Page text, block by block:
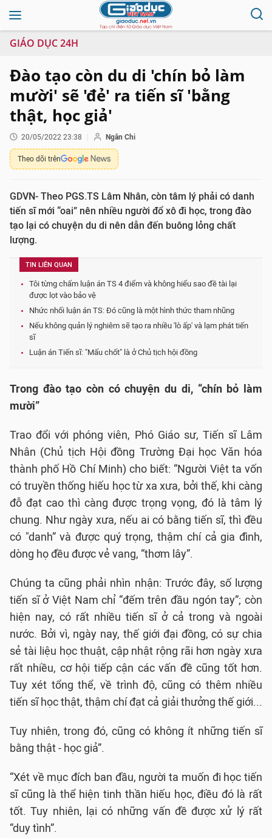
GIÁO DỤC 24H
Đào tạo còn du di 'chín bỏ làm
mười' sẽ 'đẻ' ra tiến sĩ 'bằng
thật, học giả'
20/05/2022 23:38 Ngân Chi
Theo dõi trên
GDVN- Theo PGS.TS Lâm Nhân, còn tâm lý phải có danh
tiến sĩ mới “oai” nên nhiều người đổ xô đi học, trong đào
tạo lại có chuyện du di nên dẫn đến buông lỏng chất
lượng.
TIN LIÊN QUAN
Tôi từng chấm luận án TS 4 điểm và không hiểu sao đề tài lại
được lọt vào bảo vệ
Nhức nhối luận án TS: Đó cũng là một hình thức tham nhũng
Nếu không quản lý nghiêm sẽ tạo ra nhiều 'lò ấp' và lạm phát tiến
sĩ
Luận án Tiến sĩ: "Mấu chốt" là ở Chủ tịch hội đồng
Trong đào tạo còn có chuyện du di, “chín bỏ làm
mười”
Trao đổi với phóng viên, Phó Giáo sư, Tiến sĩ Lâm
Nhân (Chủ tịch Hội đồng Trường Đại học Văn hóa
thành phố Hồ Chí Minh) cho biết: “Người Việt ta vốn
có truyền thống hiếu học từ xa xưa, bởi thế, khi càng
đỗ đạt cao thì càng được trọng vọng, đó là tâm lý
chung. Như ngày xưa, nếu ai có bằng tiến sĩ, thì đều
có "danh” và được quý trọng, thậm chí cả gia đình,
dòng họ đều được vẻ vang, “thơm lây”.
Chúng ta cũng phải nhìn nhận: Trước đây, số lượng
tiến sĩ ở Việt Nam chỉ “đếm trên đầu ngón tay”; còn
hiện nay, có rất nhiều tiến sĩ ở cả trong và ngoài
nước. Bởi vì, ngày nay, thế giới đại đồng, có sự chia
sẻ tài liệu học thuật, cập nhật rộng rãi hơn ngày xưa
rất nhiều, cơ hội tiếp cận các vấn đề cũng tốt hơn.
Tuy xét tổng thể, về trình độ, cũng có thêm nhiều
tiến sĩ học thật, thậm chí đạt cả giải thưởng thế giới...
Tuy nhiên, trong đó, cũng có không ít những tiến sĩ
bằng thật - học giả”.
“Xét về mục đích ban đầu, người ta muốn đi học tiến
sĩ cũng là thể hiện tinh thần hiếu học, điều đó là rất
tốt. Tuy nhiên, lại có những vấn đề được xử lý rất
“duy tình”.